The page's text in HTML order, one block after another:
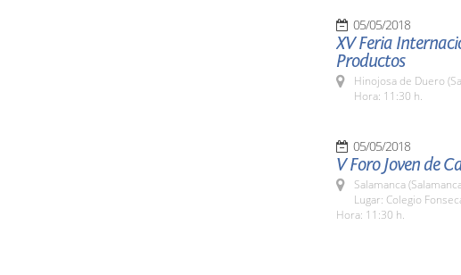
05/05/2018
XV Feria
Productos
Hinojosa de Duero
Hora: 11:30 h.
05/05/2018
V Foro Joven de
Salamanca
Lugar: Colegio
Hora: 11:30 h.